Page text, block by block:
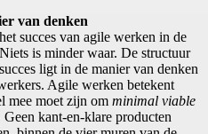
van denken
succes van agile werken in de
is minder waar. De structuur
ligt in de manier van denken
Agile werken betekent
mee moet zijn om minimal viable
kant-en-klare producten